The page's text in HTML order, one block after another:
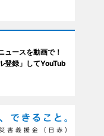
ュースを動画で！
登録」してYouTub